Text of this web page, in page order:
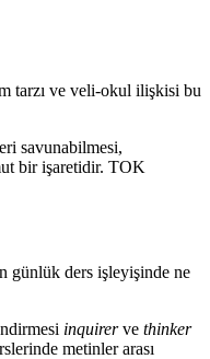
tarzı ve veli-okul ilişkisi bu
savunabilmesi,
bir işaretidir. TOK
günlük ders işleyişinde ne
inquirerve thinker
metinler arası